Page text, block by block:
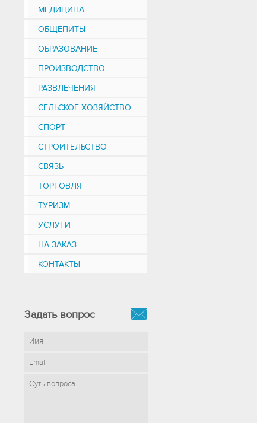
МЕДИЦИНА
ОБЩЕПИТЫ
ОБРАЗОВАНИЕ
ПРОИЗВОДСТВО
РАЗВЛЕЧЕНИЯ
СЕЛЬСКОЕ ХОЗЯЙСТВО
СПОРТ
СТРОИТЕЛЬСТВО
СВЯЗЬ
ТОРГОВЛЯ
ТУРИЗМ
УСЛУГИ
НА ЗАКАЗ
КОНТАКТЫ
Задать вопрос